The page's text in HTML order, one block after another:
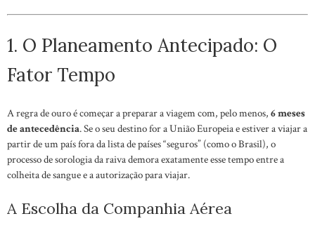
1. O Planeamento Antecipado: O
Fator Tempo
A regra de ouro é começar a preparar a viagem com, pelo menos, 6 meses
de antecedência. Se o seu destino for a União Europeia e estiver a viajar a
partir de um país fora da lista de países “seguros” (como o Brasil), o
processo de sorologia da raiva demora exatamente esse tempo entre a
colheita de sangue e a autorização para viajar.
A Escolha da Companhia Aérea